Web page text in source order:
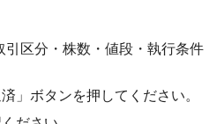
引区分・株数・値段・執行条件
」ボタンを押してください。